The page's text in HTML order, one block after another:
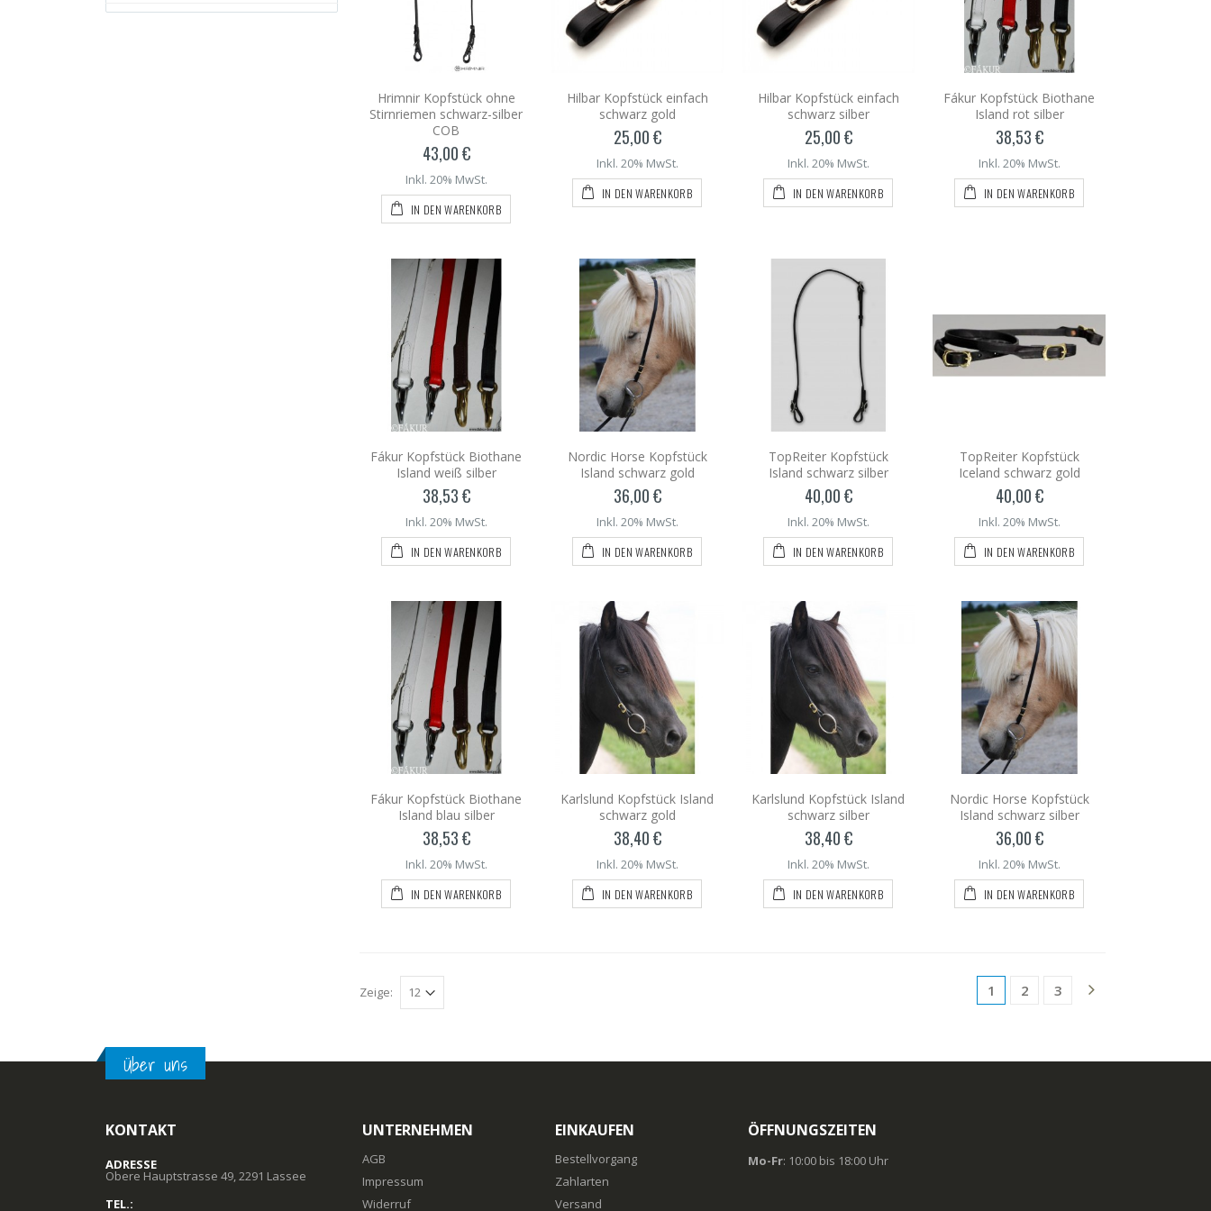
Hrimnir Kopfstück ohne
Stirnriemen schwarz-silber
COB
43,00 €
Inkl. 20% MwSt.
IN DEN WARENKORB
Hilbar Kopfstück einfach
schwarz gold
25,00 €
Inkl. 20% MwSt.
IN DEN WARENKORB
Hilbar Kopfstück einfach
schwarz silber
25,00 €
Inkl. 20% MwSt.
IN DEN WARENKORB
Fákur Kopfstück Biothane
Island rot silber
38,53 €
Inkl. 20% MwSt.
IN DEN WARENKORB
Fákur Kopfstück Biothane
Island weiß silber
38,53 €
Inkl. 20% MwSt.
IN DEN WARENKORB
Nordic Horse Kopfstück
Island schwarz gold
36,00 €
Inkl. 20% MwSt.
IN DEN WARENKORB
TopReiter Kopfstück
Island schwarz silber
40,00 €
Inkl. 20% MwSt.
IN DEN WARENKORB
TopReiter Kopfstück
Iceland schwarz gold
40,00 €
Inkl. 20% MwSt.
IN DEN WARENKORB
Fákur Kopfstück Biothane
Island blau silber
38,53 €
Inkl. 20% MwSt.
IN DEN WARENKORB
Karlslund Kopfstück Island
schwarz gold
38,40 €
Inkl. 20% MwSt.
IN DEN WARENKORB
Karlslund Kopfstück Island
schwarz silber
38,40 €
Inkl. 20% MwSt.
IN DEN WARENKORB
Nordic Horse Kopfstück
Island schwarz silber
36,00 €
Inkl. 20% MwSt.
IN DEN WARENKORB
1 2 3
Zeige:
Über uns
KONTAKT
ADRESSE
Obere Hauptstrasse 49, 2291 Lassee
TEL.:
UNTERNEHMEN
AGB
Impressum
Widerruf
EINKAUFEN
Bestellvorgang
Zahlarten
Versand
ÖFFNUNGSZEITEN
Mo-Fr: 10:00 bis 18:00 Uhr